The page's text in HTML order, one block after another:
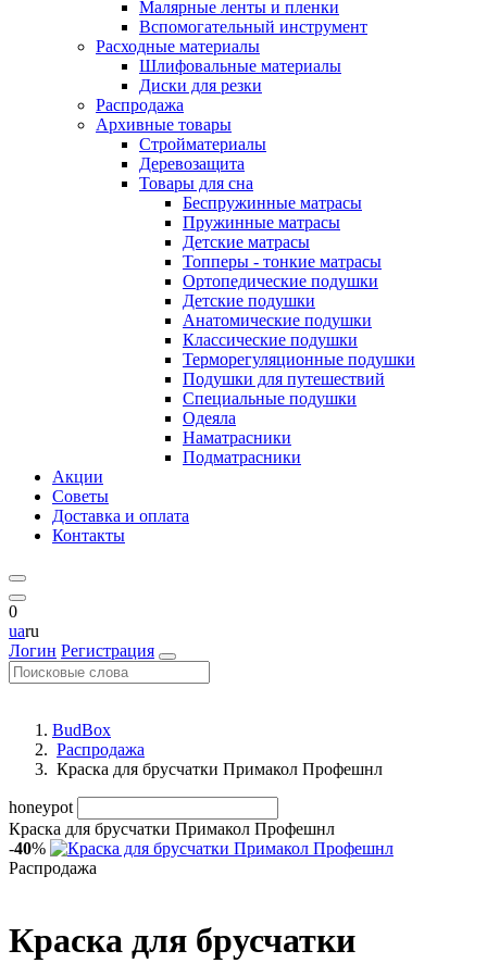
Малярные ленты и пленки
Вспомогательный инструмент
Расходные материалы
Шлифовальные материалы
Диски для резки
Распродажа
Архивные товары
Стройматериалы
Деревозащита
Товары для сна
Беспружинные матрасы
Пружинные матрасы
Детские матрасы
Топперы - тонкие матрасы
Ортопедические подушки
Детские подушки
Анатомические подушки
Классические подушки
Терморегуляционные подушки
Подушки для путешествий
Специальные подушки
Одеяла
Наматрасники
Подматрасники
Акции
Советы
Доставка и оплата
Контакты
0
uaru
Логин Регистрация
BudBox
Распродажа
Краска для брусчатки Примакол Профешнл
honeypot
Краска для брусчатки Примакол Профешнл
-40%
Распродажа
Краска для брусчатки